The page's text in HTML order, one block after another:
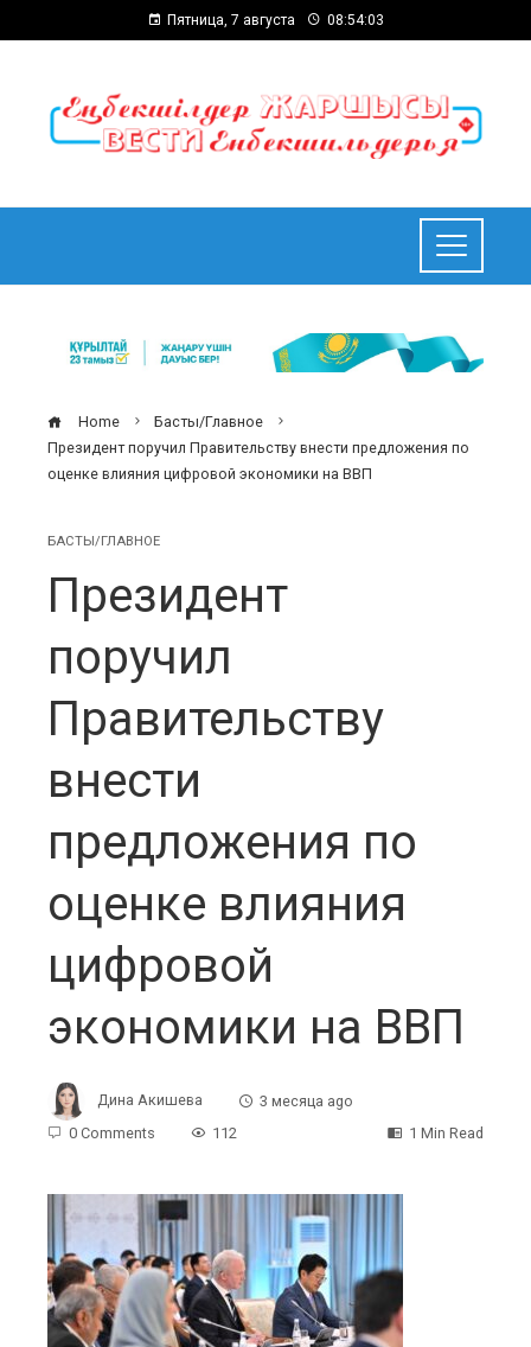
Пятница, 7 августа 08:54:04
Home
Басты/Главное
Президент поручил Правительству внести предложения по
оценке влияния цифровой экономики на ВВП
БАСТЫ/ГЛАВНОЕ
Президент
поручил
Правительству
внести
предложения по
оценке влияния
цифровой
экономики на ВВП
Дина Акишева
3 месяца ago
0 Comments
112 1 Min Read